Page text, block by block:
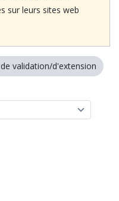
sur leurs sites web
validation/d'extension